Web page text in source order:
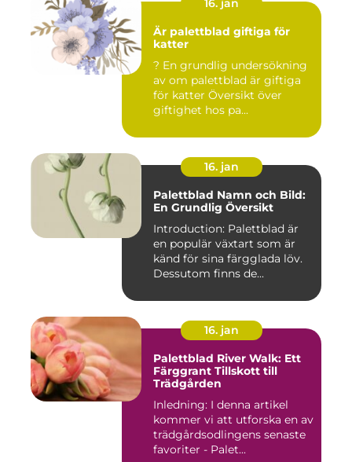
16. jan
Är palettblad giftiga för
katter
? En grundlig undersökning
av om palettblad är giftiga
för katter Översikt över
giftighet hos pa...
16. jan
Palettblad Namn och Bild:
En Grundlig Översikt
Introduction: Palettblad är
en populär växtart som är
känd för sina färgglada löv.
Dessutom finns de...
16. jan
Palettblad River Walk: Ett
Färggrant Tillskott till
Trädgården
Inledning: I denna artikel
kommer vi att utforska en av
trädgårdsodlingens senaste
favoriter - Palet...